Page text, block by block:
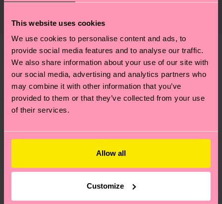
This website uses cookies
We use cookies to personalise content and ads, to
provide social media features and to analyse our traffic.
We also share information about your use of our site with
our social media, advertising and analytics partners who
may combine it with other information that you’ve
provided to them or that they’ve collected from your use
of their services.
Allow all
Customize
richtige Pflege von Socken und VIELES MEHR!
findest du auf unserer
Nachhaltigkeitsseite
Die Lieferzeit hängt vom Zielland der Bestellung
findest duhier. Die Lieferzeit beginnt sobald
deine Bestellung versandt wurde. Bitte bedenke,
dass es sich hierbei um einen Richtwert handelt
und die genaue Lieferzeit von der lokalen Post in
deinem Land abhängt.
Du hast Fragen zu einer Retoure? In unserem
am häufigsten gestellten Fragen.
Ähnliche muster
Neuheit